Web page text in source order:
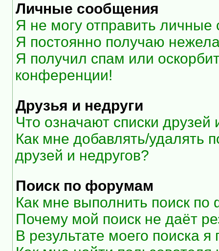
Личные сообщения
Я не могу отправить
Я постоянно получаю
Я получил спам или
конференции!
Друзья и недруги
Что означают списки друзей
Как мне добавлять/удалять
друзей и недругов?
Поиск по форумам
Как мне выполнить поиск
Почему мой поиск не даёт
В результате моего поиска